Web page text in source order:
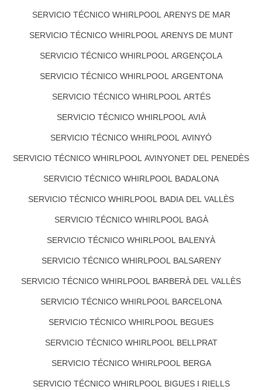
SERVICIO TÉCNICO WHIRLPOOL ARENYS DE MAR
SERVICIO TÉCNICO WHIRLPOOL ARENYS DE MUNT
SERVICIO TÉCNICO WHIRLPOOL ARGENÇOLA
SERVICIO TÉCNICO WHIRLPOOL ARGENTONA
SERVICIO TÉCNICO WHIRLPOOL ARTÉS
SERVICIO TÉCNICO WHIRLPOOL AVIÀ
SERVICIO TÉCNICO WHIRLPOOL AVINYÓ
SERVICIO TÉCNICO WHIRLPOOL AVINYONET DEL PENEDÈS
SERVICIO TÉCNICO WHIRLPOOL BADALONA
SERVICIO TÉCNICO WHIRLPOOL BADIA DEL VALLÈS
SERVICIO TÉCNICO WHIRLPOOL BAGÀ
SERVICIO TÉCNICO WHIRLPOOL BALENYÀ
SERVICIO TÉCNICO WHIRLPOOL BALSARENY
SERVICIO TÉCNICO WHIRLPOOL BARBERÀ DEL VALLÈS
SERVICIO TÉCNICO WHIRLPOOL BARCELONA
SERVICIO TÉCNICO WHIRLPOOL BEGUES
SERVICIO TÉCNICO WHIRLPOOL BELLPRAT
SERVICIO TÉCNICO WHIRLPOOL BERGA
SERVICIO TÉCNICO WHIRLPOOL BIGUES I RIELLS